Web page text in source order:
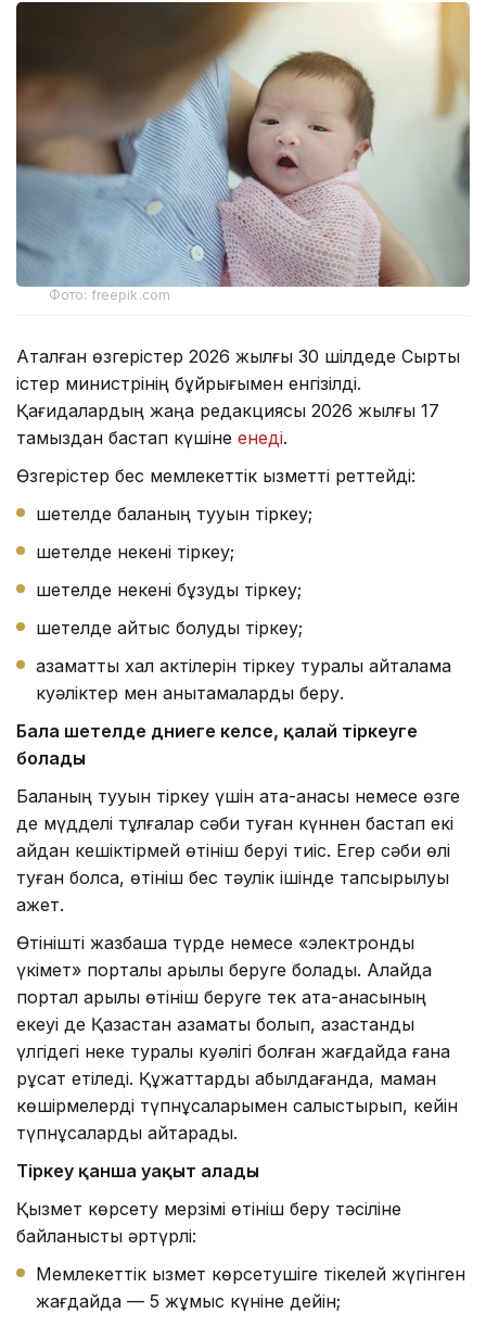
Фото: freepik.com
Аталған өзгерістер 2026 жылғы 30 шілдеде Сыртқы
істер министрінің бұйрығымен енгізілді.
Қағидалардың жаңа редакциясы 2026 жылғы 17
тамыздан бастап күшіне енеді.
Өзгерістер бес мемлекеттік қызметті реттейді:
шетелде баланың тууын тіркеу;
шетелде некені тіркеу;
шетелде некені бұзуды тіркеу;
шетелде қайтыс болуды тіркеу;
азаматтық хал актілерін тіркеу туралы қайталама
куәліктер мен анықтамаларды беру.
Бала шетелде дүниеге келсе, қалай тіркеуге
болады
Баланың тууын тіркеу үшін ата-анасы немесе өзге
де мүдделі тұлғалар сәби туған күннен бастап екі
айдан кешіктірмей өтініш беруі тиіс. Егер сәби өлі
туған болса, өтініш бес тәулік ішінде тапсырылуы
қажет.
Өтінішті жазбаша түрде немесе «электрондық
үкімет» порталы арқылы беруге болады. Алайда
портал арқылы өтініш беруге тек ата-анасының
екеуі де Қазақстан азаматы болып, қазақстандық
үлгідегі неке туралы куәлігі болған жағдайда ғана
рұқсат етіледі. Құжаттарды қабылдағанда, маман
көшірмелерді түпнұсқаларымен салыстырып, кейін
түпнұсқаларды қайтарады.
Тіркеу қанша уақыт алады
Қызмет көрсету мерзімі өтініш беру тәсіліне
байланысты әртүрлі:
Мемлекеттік қызмет көрсетушіге тікелей жүгінген
жағдайда — 5 жұмыс күніне дейін;